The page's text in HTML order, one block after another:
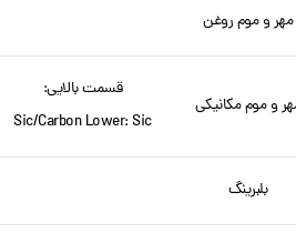
مهر و موم روغن
و موم مکانیکی
قسمت بالایی:
Sic/Carbon Lower: Sic
بلبرینگ